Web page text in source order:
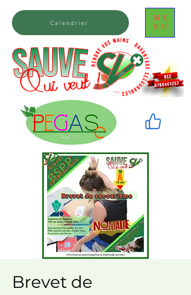
ME
NU
Calendrier
Brevet de